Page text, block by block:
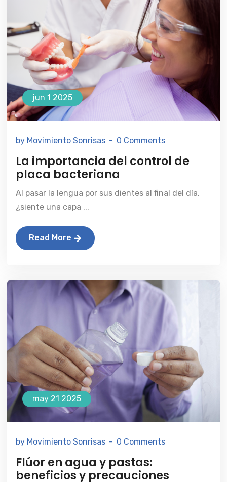
jun 1 2025
by Movimiento Sonrisas 0 Comments
La importancia del control de
placa bacteriana
Al pasar la lengua por sus dientes al final del día,
¿siente una capa ...
Read More
may 21 2025
by Movimiento Sonrisas 0 Comments
Flúor en agua y pastas:
beneficios y precauciones